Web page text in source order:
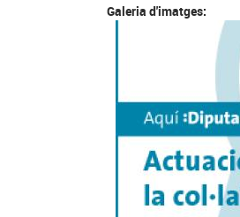
Galeria d'imatges: